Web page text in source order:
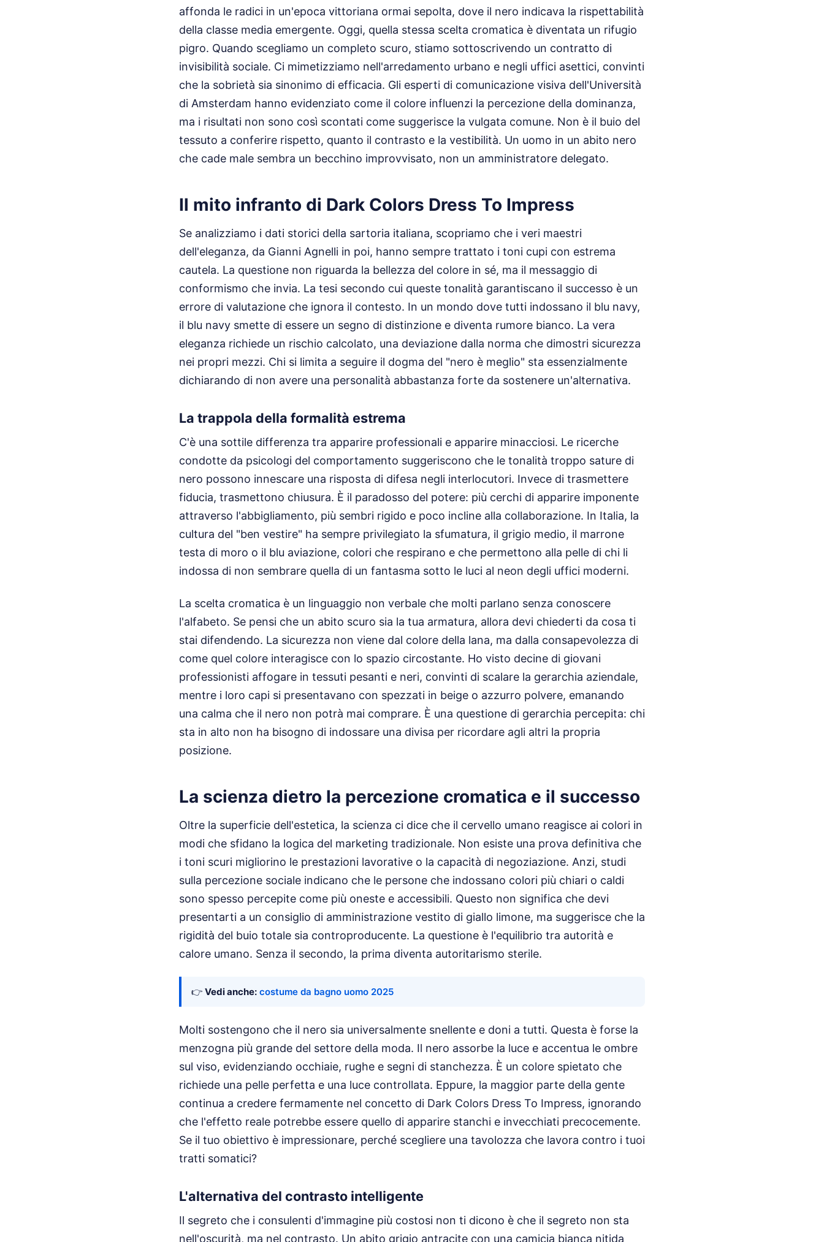
affonda le radici in un'epoca vittoriana ormai sepolta, dove il nero indicava la rispettabilità
della classe media emergente. Oggi, quella stessa scelta cromatica è diventata un rifugio
pigro. Quando scegliamo un completo scuro, stiamo sottoscrivendo un contratto di
invisibilità sociale. Ci mimetizziamo nell'arredamento urbano e negli uffici asettici, convinti
che la sobrietà sia sinonimo di efficacia. Gli esperti di comunicazione visiva dell'Università
di Amsterdam hanno evidenziato come il colore influenzi la percezione della dominanza,
ma i risultati non sono così scontati come suggerisce la vulgata comune. Non è il buio del
tessuto a conferire rispetto, quanto il contrasto e la vestibilità. Un uomo in un abito nero
che cade male sembra un becchino improvvisato, non un amministratore delegato.
Il mito infranto di Dark Colors Dress To Impress
Se analizziamo i dati storici della sartoria italiana, scopriamo che i veri maestri
dell'eleganza, da Gianni Agnelli in poi, hanno sempre trattato i toni cupi con estrema
cautela. La questione non riguarda la bellezza del colore in sé, ma il messaggio di
conformismo che invia. La tesi secondo cui queste tonalità garantiscano il successo è un
errore di valutazione che ignora il contesto. In un mondo dove tutti indossano il blu navy,
il blu navy smette di essere un segno di distinzione e diventa rumore bianco. La vera
eleganza richiede un rischio calcolato, una deviazione dalla norma che dimostri sicurezza
nei propri mezzi. Chi si limita a seguire il dogma del "nero è meglio" sta essenzialmente
dichiarando di non avere una personalità abbastanza forte da sostenere un'alternativa.
La trappola della formalità estrema
C'è una sottile differenza tra apparire professionali e apparire minacciosi. Le ricerche
condotte da psicologi del comportamento suggeriscono che le tonalità troppo sature di
nero possono innescare una risposta di difesa negli interlocutori. Invece di trasmettere
fiducia, trasmettono chiusura. È il paradosso del potere: più cerchi di apparire imponente
attraverso l'abbigliamento, più sembri rigido e poco incline alla collaborazione. In Italia, la
cultura del "ben vestire" ha sempre privilegiato la sfumatura, il grigio medio, il marrone
testa di moro o il blu aviazione, colori che respirano e che permettono alla pelle di chi li
indossa di non sembrare quella di un fantasma sotto le luci al neon degli uffici moderni.
La scelta cromatica è un linguaggio non verbale che molti parlano senza conoscere
l'alfabeto. Se pensi che un abito scuro sia la tua armatura, allora devi chiederti da cosa ti
stai difendendo. La sicurezza non viene dal colore della lana, ma dalla consapevolezza di
come quel colore interagisce con lo spazio circostante. Ho visto decine di giovani
professionisti affogare in tessuti pesanti e neri, convinti di scalare la gerarchia aziendale,
mentre i loro capi si presentavano con spezzati in beige o azzurro polvere, emanando
una calma che il nero non potrà mai comprare. È una questione di gerarchia percepita: chi
sta in alto non ha bisogno di indossare una divisa per ricordare agli altri la propria
posizione.
La scienza dietro la percezione cromatica e il successo
Oltre la superficie dell'estetica, la scienza ci dice che il cervello umano reagisce ai colori in
modi che sfidano la logica del marketing tradizionale. Non esiste una prova definitiva che
i toni scuri migliorino le prestazioni lavorative o la capacità di negoziazione. Anzi, studi
sulla percezione sociale indicano che le persone che indossano colori più chiari o caldi
sono spesso percepite come più oneste e accessibili. Questo non significa che devi
presentarti a un consiglio di amministrazione vestito di giallo limone, ma suggerisce che la
rigidità del buio totale sia controproducente. La questione è l'equilibrio tra autorità e
calore umano. Senza il secondo, la prima diventa autoritarismo sterile.
👉 Vedi anche: costume da bagno uomo 2025
Molti sostengono che il nero sia universalmente snellente e doni a tutti. Questa è forse la
menzogna più grande del settore della moda. Il nero assorbe la luce e accentua le ombre
sul viso, evidenziando occhiaie, rughe e segni di stanchezza. È un colore spietato che
richiede una pelle perfetta e una luce controllata. Eppure, la maggior parte della gente
continua a credere fermamente nel concetto di Dark Colors Dress To Impress, ignorando
che l'effetto reale potrebbe essere quello di apparire stanchi e invecchiati precocemente.
Se il tuo obiettivo è impressionare, perché scegliere una tavolozza che lavora contro i tuoi
tratti somatici?
L'alternativa del contrasto intelligente
Il segreto che i consulenti d'immagine più costosi non ti dicono è che il segreto non sta
nell'oscurità, ma nel contrasto. Un abito grigio antracite con una camicia bianca nitida